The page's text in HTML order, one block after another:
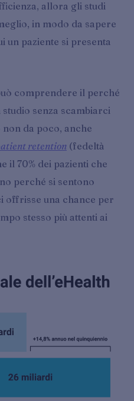
allora gli studi
in modo da sapere
un paziente si presenta
comprendere il perché
senza scambiarci
da poco, anche
retention (fedeltà
il 70% dei pazienti che
perché si sentono
offrisse una chance per
stesso più attenti ai